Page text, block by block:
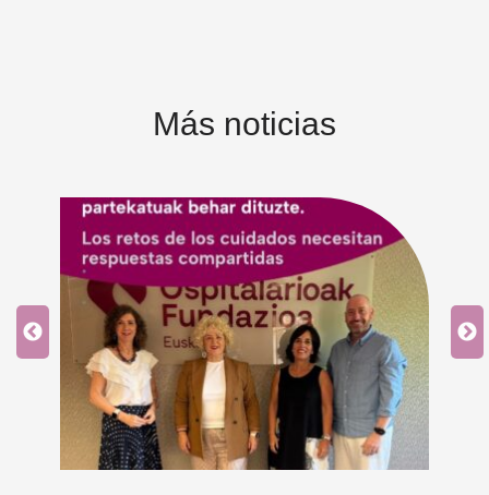
Más noticias